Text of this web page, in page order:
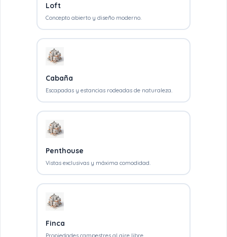
Loft
Concepto abierto y diseño moderno.
Cabaña
Escapadas y estancias rodeadas de naturaleza.
Penthouse
Vistas exclusivas y máxima comodidad.
Finca
Propiedades campestres al aire libre.